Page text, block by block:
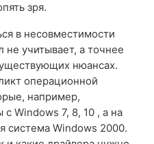
зря.
в несовместимости
учитывает, а точнее
нюансах.
операционной
например,
Windows 7, 8, 10 , а на
система Windows 2000.